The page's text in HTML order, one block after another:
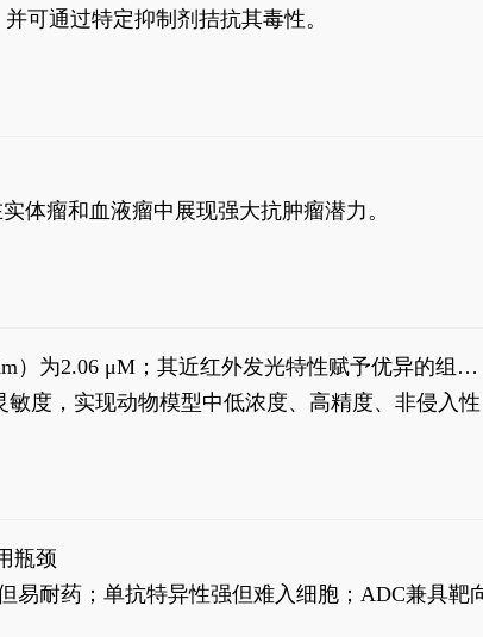
型。
可通过特定抑制剂拮抗其毒性。
体瘤和血液瘤中展现强大抗肿瘤潜力。
）为2.06 μM；其近红外发光特性赋予优异的组织
发光动态追踪。
度，实现动物模型中低浓度、高精度、非侵入性
瓶颈
易耐药；单抗特异性强但难入细胞；ADC兼具靶